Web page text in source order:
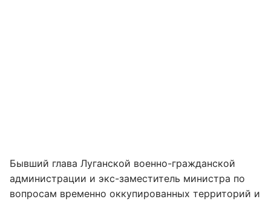
Бывший глава Луганской военно-гражданской
администрации и экс-заместитель министра по
вопросам временно оккупированных территорий и